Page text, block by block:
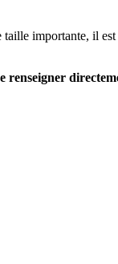
importante, il
renseigner